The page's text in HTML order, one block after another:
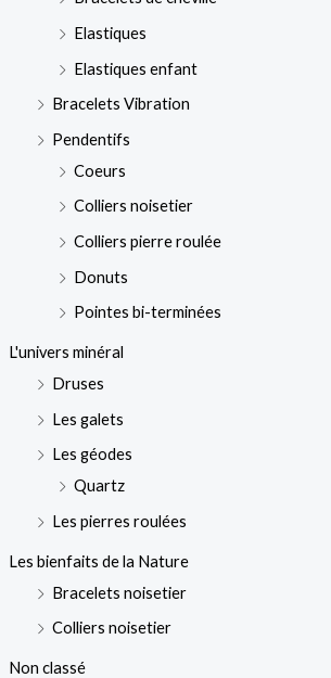
Elastiques
Elastiques enfant
Bracelets Vibration
Pendentifs
Coeurs
Colliers noisetier
Colliers pierre roulée
Donuts
Pointes bi-terminées
L'univers minéral
Druses
Les galets
Les géodes
Quartz
Les pierres roulées
Les bienfaits de la Nature
Bracelets noisetier
Colliers noisetier
Non classé